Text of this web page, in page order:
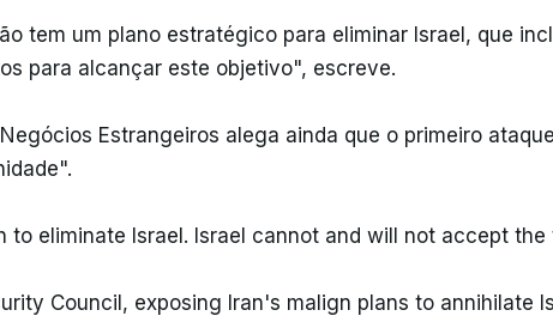
tem um plano estratégico para eliminar Israel, que
para alcançar este objetivo", escreve.
Estrangeiros alega ainda que o primeiro
to eliminate Israel. Israel cannot and will not accept the
Council, exposing Iran's malign plans to annihilate